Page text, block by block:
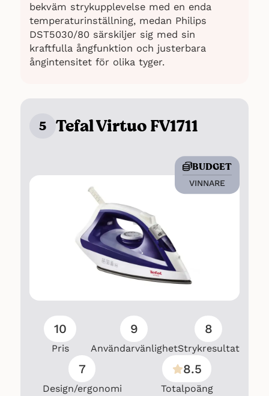
bekväm strykupplevelse med en enda
temperaturinställning, medan Philips
DST5030/80 särskiljer sig med sin
kraftfulla ångfunktion och justerbara
ångintensitet för olika tyger.
5 Tefal Virtuo FV1711
BUDGET
VINNARE
10
Pris
9
Användarvänlighet
8
Strykresultat
7
Design/ergonomi
8.5
Totalpoäng